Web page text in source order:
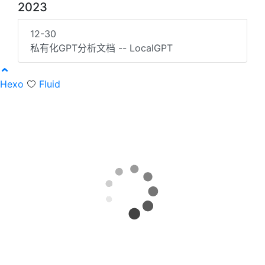
2023
12-30
私有化GPT分析文档 -- LocalGPT
Hexo Fluid